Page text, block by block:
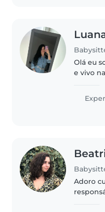
Olá eu
e vivo
anos
Adoro